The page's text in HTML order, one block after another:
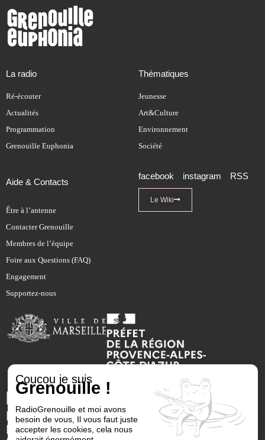
La radio
Ré-écouter
Actualités
Programmation
Grenouille Euphonia
Thématiques
Jeunesse
Art&Culture
Environnement
Société
Aide & Contacts
Être à l’antenne
Contacter Grenouille
Membres de l’équipe
Foire aux Questions (FAQ)
Engagement
Supportez-nous
facebook instagram RSS
Le Wiki
Coucou je suis
Grenouille !
RadioGrenouille et moi avons
besoin de vous, Il vous faut juste
accepter les cookies, cela nous